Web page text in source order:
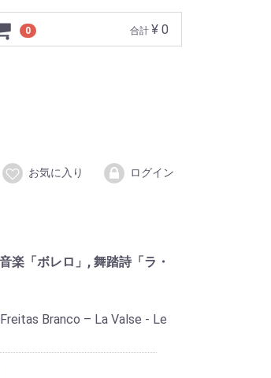
0 合計 ¥ 0
お気に入り ログイン
楽「ボレロ」, 舞踏詩「ラ・
Branco – La Valse - Le